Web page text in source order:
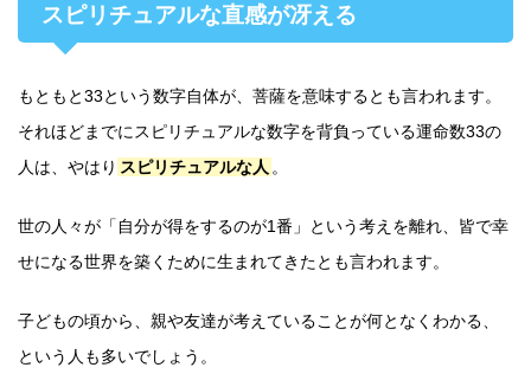
スピリチュアルな直感が冴える
もともと33という数字自体が、菩薩を意味するとも言われます。
それほどまでにスピリチュアルな数字を背負っている運命数33の
人は、やはり スピリチュアルな人 。
世の人々が「自分が得をするのが1番」という考えを離れ、皆で幸
せになる世界を築くために生まれてきたとも言われます。
子どもの頃から、親や友達が考えていることが何となくわかる、
という人も多いでしょう。